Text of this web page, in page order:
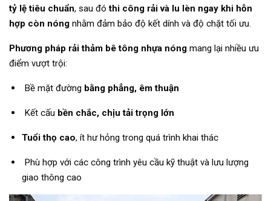
tỷ lệ tiêu chuẩn, sau đóthi công rải và lu lèn ngay khi hỗn
hợp còn nóng nhằm đảm bảo độ kết dính và độ chặt tối ưu.
Phương pháp rải thảm bê tông nhựa nóng mang lại nhiều ưu
điểm vượt trội:
Bề mặt đường bằng phẳng, êm thuận
Kết cấu bền chắc, chịu tải trọng lớn
Tuổi thọ cao, ít hư hỏng trong quá trình khai thác
Phù hợp với các công trình yêu cầu kỹ thuật và lưu lượng
giao thông cao